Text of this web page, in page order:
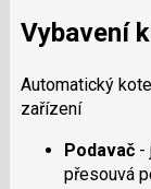
Vybavení
Automatický
zařízení
Podavač-
přesouvá